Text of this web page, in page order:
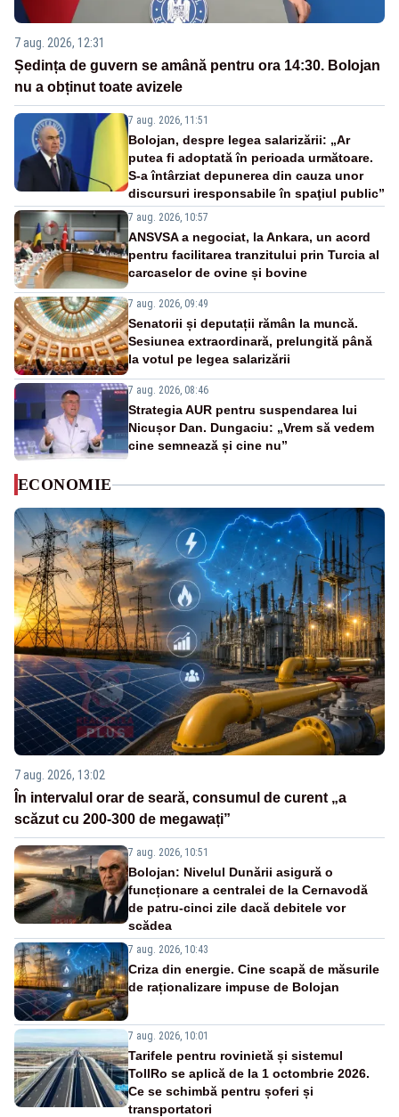
7 aug. 2026, 12:31
Ședința de guvern se amână pentru ora 14:30. Bolojan
nu a obținut toate avizele
7 aug. 2026, 11:51
Bolojan, despre legea salarizării: „Ar
putea fi adoptată în perioada următoare.
S-a întârziat depunerea din cauza unor
discursuri iresponsabile în spaţiul public”
7 aug. 2026, 10:57
ANSVSA a negociat, la Ankara, un acord
pentru facilitarea tranzitului prin Turcia al
carcaselor de ovine și bovine
7 aug. 2026, 09:49
Senatorii și deputații rămân la muncă.
Sesiunea extraordinară, prelungită până
la votul pe legea salarizării
7 aug. 2026, 08:46
Strategia AUR pentru suspendarea lui
Nicușor Dan. Dungaciu: „Vrem să vedem
cine semnează și cine nu”
ECONOMIE
7 aug. 2026, 13:02
În intervalul orar de seară, consumul de curent „a
scăzut cu 200-300 de megawați”
7 aug. 2026, 10:51
Bolojan: Nivelul Dunării asigură o
funcționare a centralei de la Cernavodă
de patru-cinci zile dacă debitele vor
scădea
7 aug. 2026, 10:43
Criza din energie. Cine scapă de măsurile
de raționalizare impuse de Bolojan
7 aug. 2026, 10:01
Tarifele pentru rovinietă și sistemul
TollRo se aplică de la 1 octombrie 2026.
Ce se schimbă pentru șoferi și
transportatori